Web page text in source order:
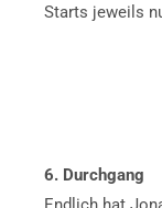
Starts jeweils
6. Durchgang